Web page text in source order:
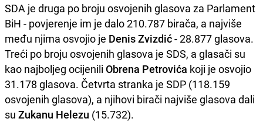
SDA je druga po broju osvojenih glasova za Parlament
BiH - povjerenje im je dalo 210.787 birača, a najviše
među njima osvojio je Denis Zvizdić- 28.877 glasova.
Treći po broju osvojenih glasova je SDS, a glasači su
kao najboljeg ocijenili Obrena Petrovića koji je osvojio
31.178 glasova. Četvrta stranka je SDP (118.159
osvojenih glasova), a njihovi birači najviše glasova dali
su Zukanu Helezu (15.732).